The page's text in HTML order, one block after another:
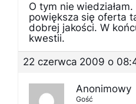
O tym nie
powiększa się oferta
dobrej jakości. W
kwestii.
22 czerwca 2009 o
Anonimowy
Gość